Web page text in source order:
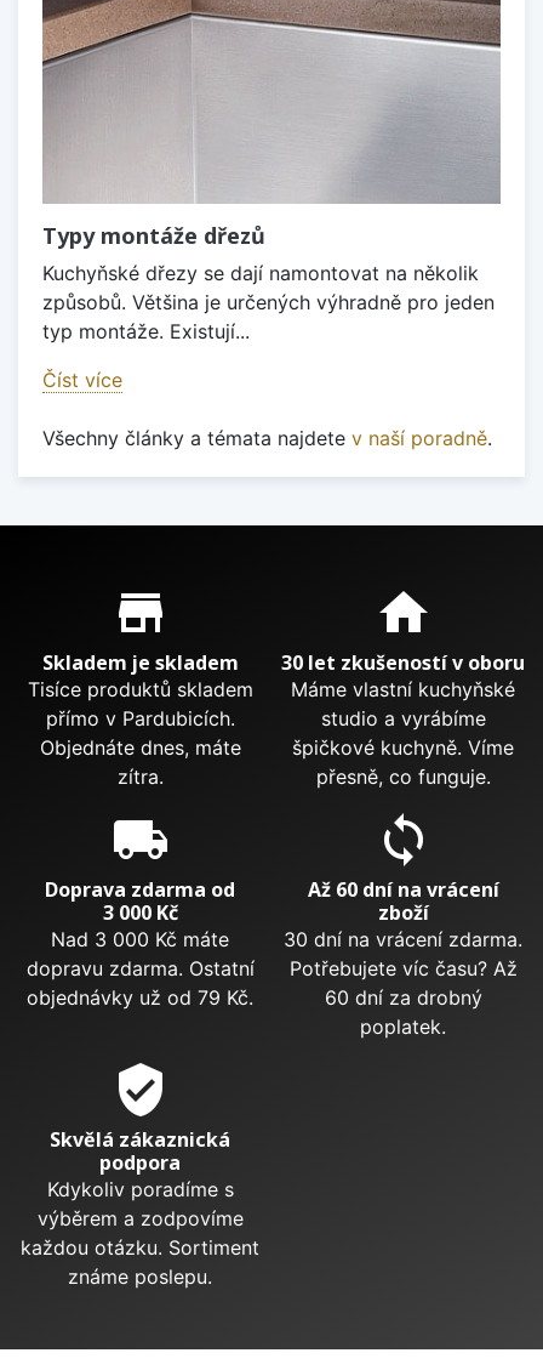
Typy montáže dřezů
Kuchyňské dřezy se dají namontovat na několik
způsobů. Většina je určených výhradně pro jeden
typ montáže. Existují...
Číst více
Všechny články a témata najdete v naší poradně.
Proč nakupovat u nás?
store_mall_directory
Skladem je skladem
Tisíce produktů skladem
přímo v Pardubicích.
Objednáte dnes, máte
zítra.
home
30 let zkušeností v oboru
Máme vlastní kuchyňské
studio a vyrábíme
špičkové kuchyně. Víme
přesně, co funguje.
local_shipping
Doprava zdarma od
3 000 Kč
Nad 3 000 Kč máte
dopravu zdarma. Ostatní
objednávky už od 79 Kč.
sync
Až 60 dní na vrácení
zboží
30 dní na vrácení zdarma.
Potřebujete víc času? Až
60 dní za drobný
poplatek.
verified_user
Skvělá zákaznická
podpora
Kdykoliv poradíme s
výběrem a zodpovíme
každou otázku. Sortiment
známe poslepu.